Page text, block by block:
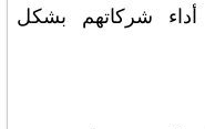
أداء شركاتهم بشكل